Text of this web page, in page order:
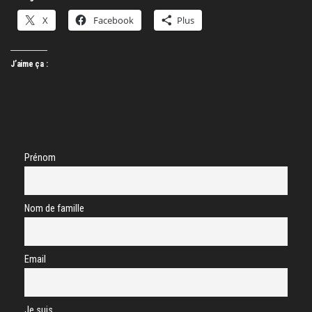
X Facebook Plus
J’aime ça :
Prénom
Nom de famille
Email